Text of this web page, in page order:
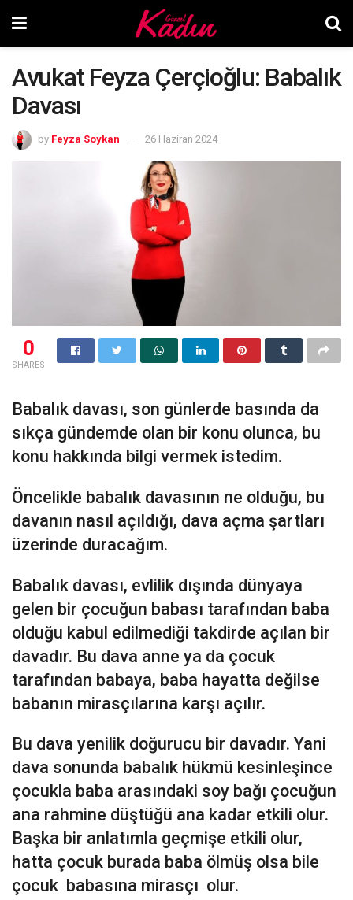
Avukat Feyza Çerçioğlu: Babalık
Davası
by Feyza Soykan 26 Haziran 2024
0
SHARES
Babalık davası, son günlerde basında da
sıkça gündemde olan bir konu olunca, bu
konu hakkında bilgi vermek istedim.
Öncelikle babalık davasının ne olduğu, bu
davanın nasıl açıldığı, dava açma şartları
üzerinde duracağım.
Babalık davası, evlilik dışında dünyaya
gelen bir çocuğun babası tarafından baba
olduğu kabul edilmediği takdirde açılan bir
davadır. Bu dava anne ya da çocuk
tarafından babaya, baba hayatta değilse
babanın mirasçılarına karşı açılır.
Bu dava yenilik doğurucu bir davadır. Yani
dava sonunda babalık hükmü kesinleşince
çocukla baba arasındaki soy bağı çocuğun
ana rahmine düştüğü ana kadar etkili olur.
Başka bir anlatımla geçmişe etkili olur,
hatta çocuk burada baba ölmüş olsa bile
çocuk babasına mirasçı olur.